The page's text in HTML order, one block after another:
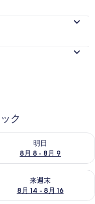
ク
ク
明日
8月 8 - 8月 9
8月 8 - 8月 9 の空室状況
ック
来週末
8月 14 - 8月 16
8月 14 - 8月 16 の空室